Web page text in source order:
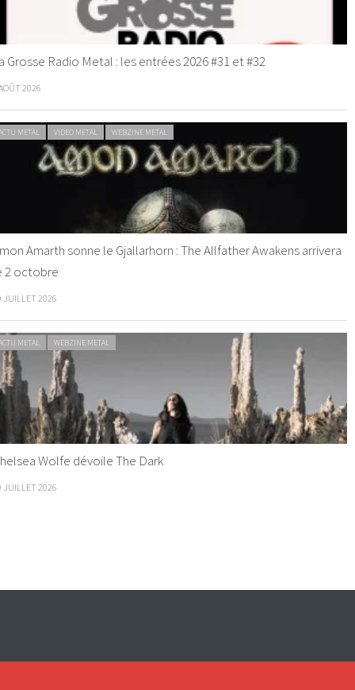
Grosse Radio Metal : les entrées 2026 #31 et #32
2026
METAL VIDEO METAL WEBZINE METAL
Amarth sonne le Gjallarhorn : The Allfather Awakens arrivera
2 octobre
JUILLET 2026
METAL WEBZINE METAL
Wolfe dévoile The Dark
JUILLET 2026